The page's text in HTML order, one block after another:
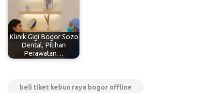
Klinik Gigi Bogor Sozo
Dental, Pilihan
Perawatan…
beli tiket kebun raya bogor offline